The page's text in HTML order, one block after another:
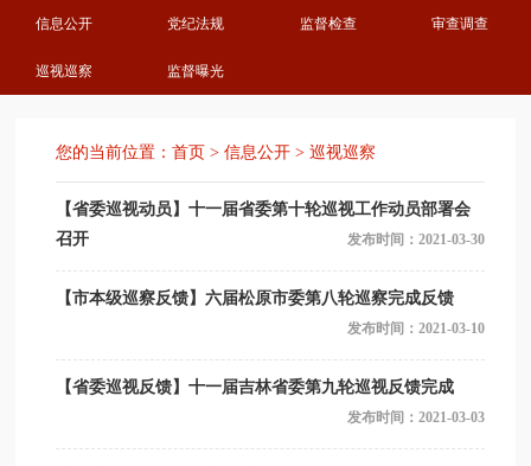
信息公开 党纪法规 监督检查 审查调查
巡视巡察 监督曝光
您的当前位置： 首页 > 信息公开> 巡视巡察
【省委巡视动员】十一届省委第十轮巡视工作动员部署会
召开
发布时间：2021-03-30
【市本级巡察反馈】六届松原市委第八轮巡察完成反馈
发布时间：2021-03-10
【省委巡视反馈】十一届吉林省委第九轮巡视反馈完成
发布时间：2021-03-03